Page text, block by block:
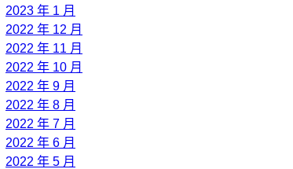
2023 年 1 月
2022 年 12 月
2022 年 11 月
2022 年 10 月
2022 年 9 月
2022 年 8 月
2022 年 7 月
2022 年 6 月
2022 年 5 月